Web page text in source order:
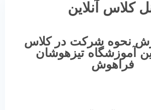
کلاس آنلاین
نحوه شرکت در کلاس
آموزشگاه تیزهوشان
فراهوش